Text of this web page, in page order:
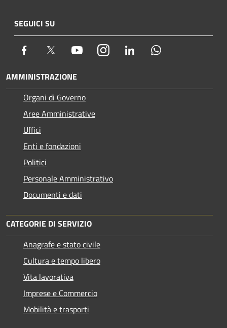
SEGUICI SU
Facebook Twitter YoutubeInstagram LinkedIn
AMMINISTRAZIONE
Organi di Governo
Aree Amministrative
Uffici
Enti e fondazioni
Politici
Personale Amministrativo
Documenti e dati
CATEGORIE DI SERVIZIO
Anagrafe e stato civile
Cultura e tempo libero
Vita lavorativa
Imprese e Commercio
Mobilità e trasporti